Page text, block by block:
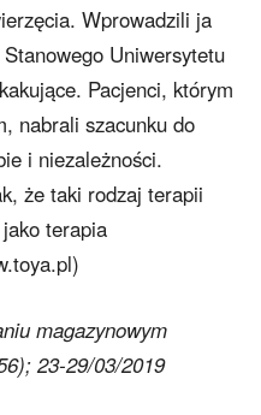
Wprowadzili ja
Uniwersytetu
Pacjenci, którym
nabrali szacunku do
i niezależności.
że taki rodzaj terapii
terapia
magazynowym
23-29/03/2019